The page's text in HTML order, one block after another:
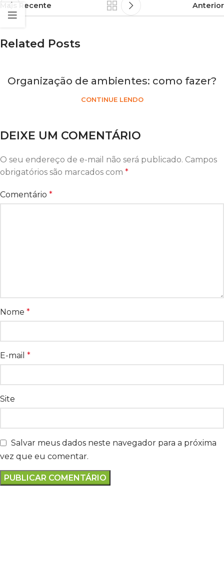
Mais Recente Anterior
Related Posts
Organização de ambientes: como fazer?
CONTINUE LENDO
DEIXE UM COMENTÁRIO
O seu endereço de e-mail não será publicado. Campos
obrigatórios são marcados com *
Comentário *
Nome *
E-mail *
Site
Salvar meus dados neste navegador para a próxima
vez que eu comentar.